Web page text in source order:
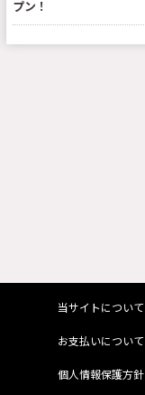
プン！
当サイトについて
お支払いについて
個人情報保護方針